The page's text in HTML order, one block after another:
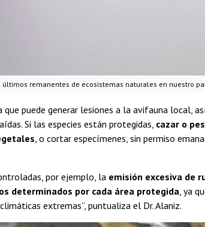
últimos remanentes de ecosistemas naturales en nuestro
que puede generar lesiones a la avifauna local,
Si las especies están protegidas, cazar o
, o cortar especímenes, sin permiso
por ejemplo, la emisión excesiva de
determinados por cada área protegida, ya
extremas”, puntualiza el Dr. Alaniz.